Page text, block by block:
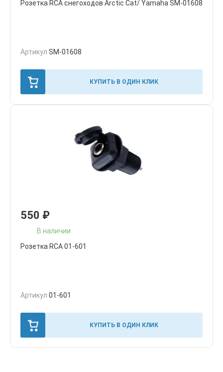
Розетка RCA снегоходов Arctic Cat/ Yamaha SM-01608
Артикул SM-01608
КУПИТЬ В ОДИН КЛИК
550 ₽
В наличии
Розетка RCA 01-601
Артикул 01-601
КУПИТЬ В ОДИН КЛИК